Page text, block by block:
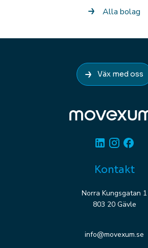
Alla bolag
Väx med oss
LinkedinInstagram
Kontakt
Norra Kungsgatan 1
803 20 Gävle
info@movexum.se